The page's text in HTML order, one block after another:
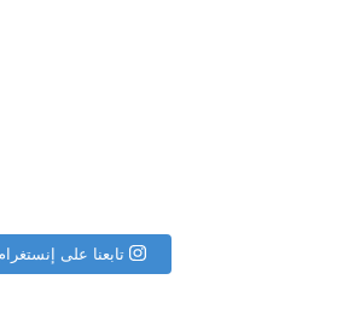
تابعنا على إنستغرام